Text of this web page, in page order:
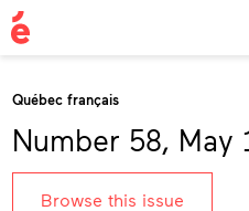
Québec français
Number 58, May
Browse this issue